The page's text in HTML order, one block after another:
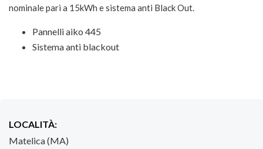
nominale pari a 15kWh e sistema anti Black Out.
Pannelli aiko 445
Sistema anti blackout
LOCALITÀ:
Matelica (MA)